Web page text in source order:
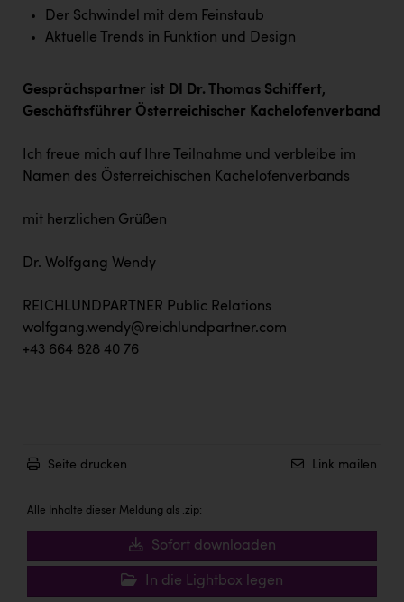
Dopgas
kontakt
Der Schwindel mit dem Feinstaub
Aktuelle Trends in Funktion und Design
Gesprächspartner ist DI Dr. Thomas Schiffert,
Geschäftsführer Österreichischer Kachelofenverband
Ich freue mich auf Ihre Teilnahme und verbleibe im
Namen des Österreichischen Kachelofenverbands
mit herzlichen Grüßen
Dr. Wolfgang Wendy
REICHLUNDPARTNER Public Relations
wolfgang.wendy@reichlundpartner.com
+43 664 828 40 76
Seite drucken Link mailen
Alle Inhalte dieser Meldung als .zip:
Sofort downloaden
In die Lightbox legen